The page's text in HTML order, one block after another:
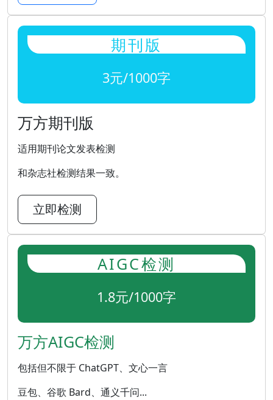
期刊版
3元/1000字
万方期刊版
适用期刊论文发表检测
和杂志社检测结果一致。
立即检测
AIGC检测
1.8元/1000字
万方AIGC检测
包括但不限于 ChatGPT、文心一言
豆包、谷歌 Bard、通义千问...